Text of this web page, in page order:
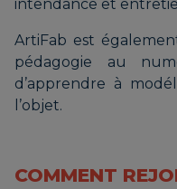
intendance et
ArtiFab est
pédagogie au
d’apprendre à
l’objet.
COMMENT